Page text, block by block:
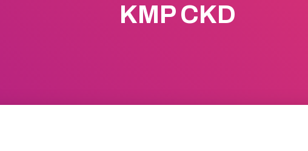
KMP CKD